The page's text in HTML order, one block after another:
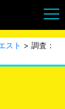
スト > 調査：